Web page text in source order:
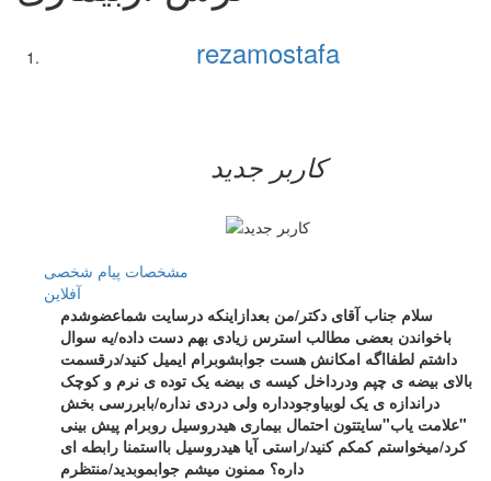
rezamostafa
کاربر جدید
مشخصات پیام شخصی
آفلاين
سلام جناب آقای دکتر/من بعدازاینکه درسایت شماعضوشدم
باخواندن بعضی مطالب استرس زیادی بهم دست داده/یه سوال
داشتم لطفااگه امکانش هست جوابشوبرام ایمیل کنید/درقسمت
بالای بیضه ی چپم ودرداخل کیسه ی بیضه یک توده ی نرم و کوچک
دراندازه ی یک لوبیاوجودداره ولی دردی نداره/بابررسی بخش
"علامت یاب"سایتتون احتمال بیماری هیدروسیل روبرام پیش بینی
کرد/میخواستم کمکم کنید/راستی آیا هیدروسیل بااستمنا رابطه ای
داره؟ ممنون میشم جوابموبدید/منتظرم